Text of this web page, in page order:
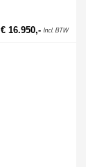
€ 16.950,- Incl. BTW